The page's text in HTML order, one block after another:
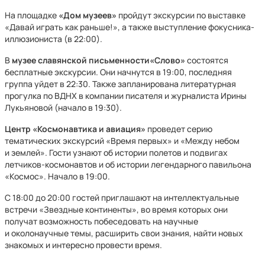
На площадке «Дом музеев» пройдут экскурсии по выставке
«Давай играть как раньше!», а также выступление фокусника-
иллюзиониста (в 22:00).
В музее славянской письменности«Слово» состоятся
бесплатные экскурсии. Они начнутся в 19:00, последняя
группа уйдет в 22:30. Также запланирована литературная
прогулка по ВДНХ в компании писателя и журналиста Ирины
Лукьяновой (начало в 19:30).
Центр «Космонавтика и авиация» проведет серию
тематических экскурсий «Время первых» и «Между небом
и землей». Гости узнают об истории полетов и подвигах
летчиков-космонавтов и об истории легендарного павильона
«Космос». Начало в 19:00.
С 18:00 до 20:00 гостей приглашают на интеллектуальные
встречи «Звездные континенты», во время которых они
получат возможность побеседовать на научные
и околонаучные темы, расширить свои знания, найти новых
знакомых и интересно провести время.